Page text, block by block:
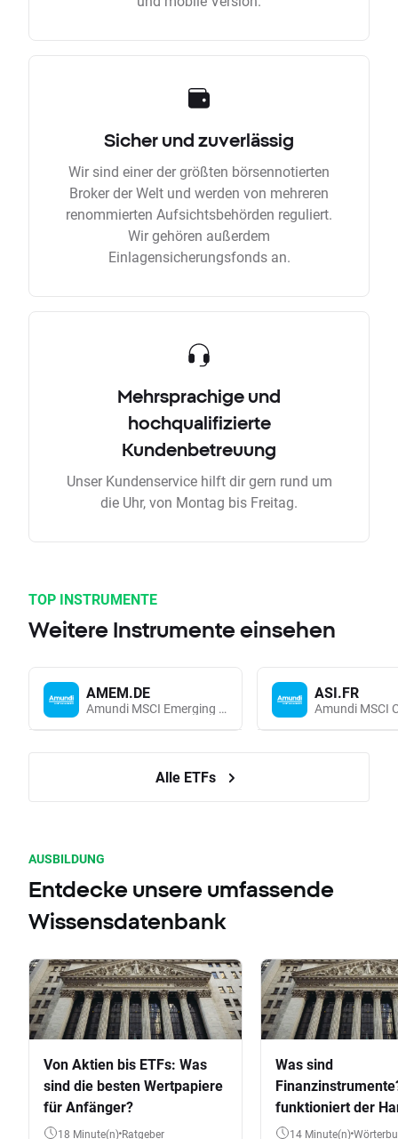
Sicher und zuverlässig
Wir sind einer der größten börsennotierten
Broker der Welt und werden von mehreren
renommierten Aufsichtsbehörden reguliert.
Wir gehören außerdem
Einlagensicherungsfonds an.
Mehrsprachige und
hochqualifizierte
Kundenbetreuung
Unser Kundenservice hilft dir gern rund um
die Uhr, von Montag bis Freitag.
TOP INSTRUMENTE
Weitere Instrumente einsehen
AMEM.DE
Amundi MSCI Emerging Markets UCITS (Acc EUR)
ASI.FR
Alle ETFs
AUSBILDUNG
Entdecke unsere umfassende
Wissensdatenbank
Von Aktien bis ETFs: Was
sind die besten Wertpapiere
für Anfänger?
18 Minute(n) Ratgeber
Was sind
funktioniert der
Aktien, ETFs & Co.
14 Minute(n)